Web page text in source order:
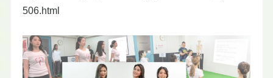
506.html​